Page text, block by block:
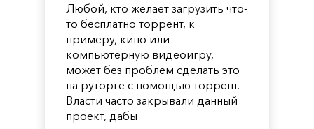
Любой, кто желает загрузить что-
то бесплатно торрент, к
примеру, кино или
компьютерную видеоигру,
может без проблем сделать это
на руторге с помощью торрент.
Власти часто закрывали данный
проект, дабы